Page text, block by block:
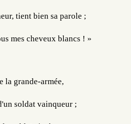
tient bien sa parole ;
mes cheveux blancs ! »
la grande-armée,
soldat vainqueur ;